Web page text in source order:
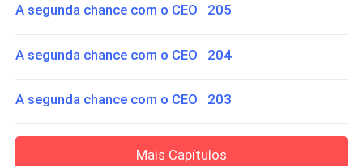
A segunda chance com o CEO 205
A segunda chance com o CEO 204
A segunda chance com o CEO 203
Mais Capítulos